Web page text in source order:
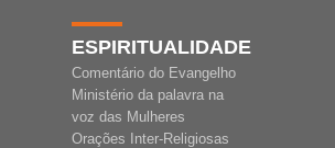
ESPIRITUALIDADE
Comentário do Evangelho
Ministério da palavra na
voz das Mulheres
Orações Inter-Religiosas